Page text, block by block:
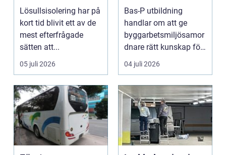
Lösullsisolering har på
kort tid blivit ett av de
mest efterfrågade
sätten att...
05 juli 2026
byggarbetsmiljösa
mordnare?
Bas-P utbildning
handlar om att ge
byggarbetsmiljösamor
dnare rätt kunskap för
att pla...
04 juli 2026